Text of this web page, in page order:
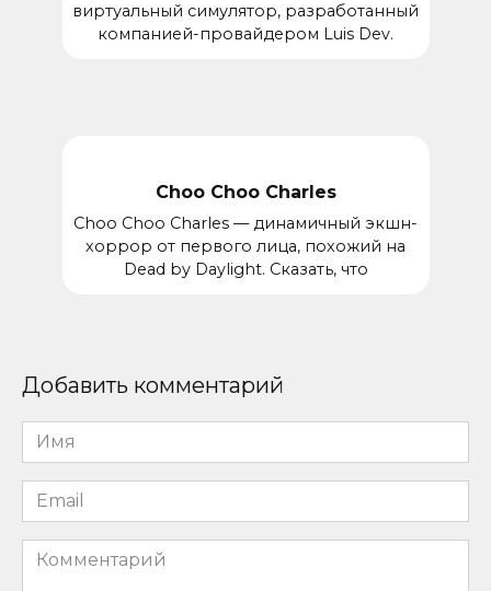
виртуальный симулятор, разработанный
компанией-провайдером Luis Dev.
Choo Choo Charles
Choo Choo Charles — динамичный экшн-
хоррор от первого лица, похожий на
Dead by Daylight. Сказать, что
Добавить комментарий
Имя
*
Email
*
Комментарий